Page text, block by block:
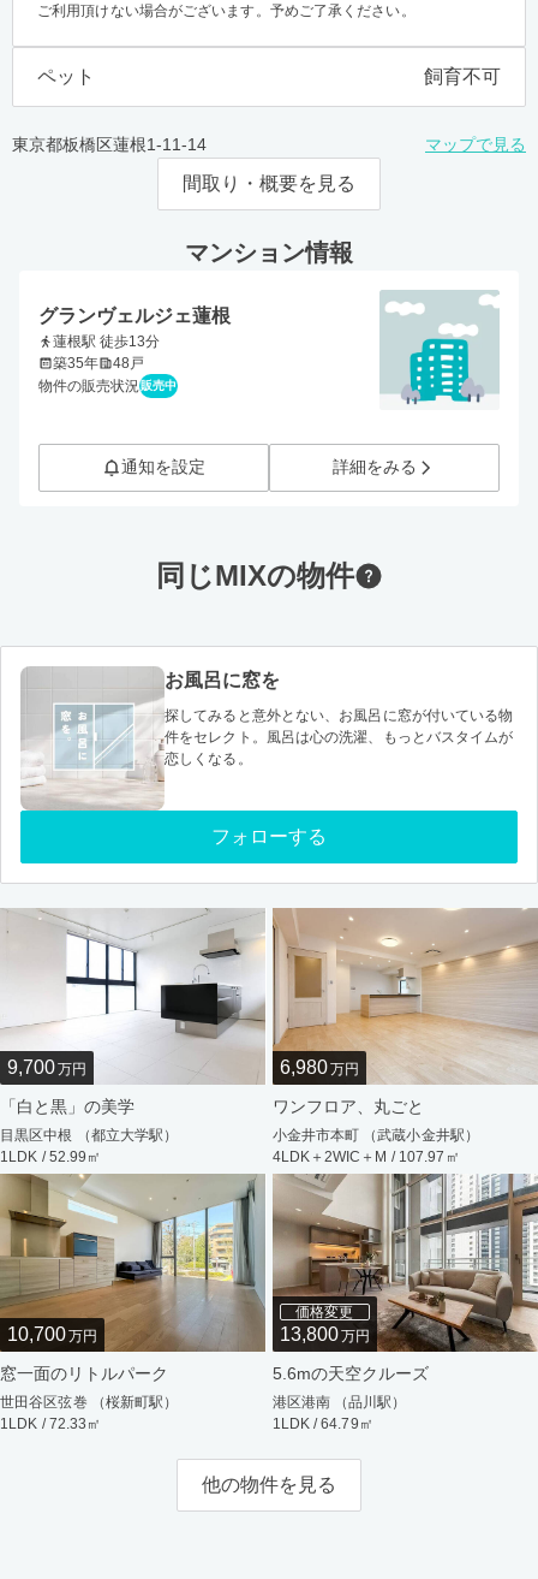
ご利用頂けない場合がございます。予めご了承ください。
ペット 飼育不可
東京都板橋区蓮根1-11-14 マップで見る
間取り・概要を見る
マンション情報
グランヴェルジェ蓮根
蓮根駅 徒歩13分
築35年
48戸
物件の販売状況 販売中
通知を設定 詳細をみる
同じMIXの物件
お風呂に窓を
探してみると意外とない、お風呂に窓が付いている物
件をセレクト。風呂は心の洗濯、もっとバスタイムが
恋しくなる。
フォローする
9,700万円
「白と黒」の美学
目黒区中根 （都立大学駅）
1LDK / 52.99㎡
6,980万円
ワンフロア、丸ごと
小金井市本町 （武蔵小金井駅）
4LDK＋2WIC＋M / 107.97㎡
10,700万円
窓一面のリトルパーク
世田谷区弦巻 （桜新町駅）
1LDK / 72.33㎡
価格変更
13,800万円
5.6mの天空クルーズ
港区港南 （品川駅）
1LDK / 64.79㎡
他の物件を見る